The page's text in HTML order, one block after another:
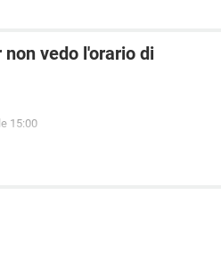
vedo l'orario di
15:00